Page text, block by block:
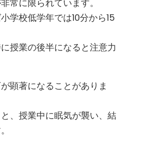
常に限られています。
学校低学年では10分から15
授業の後半になると注意力
顕著になることがありま
、授業中に眠気が襲い、結